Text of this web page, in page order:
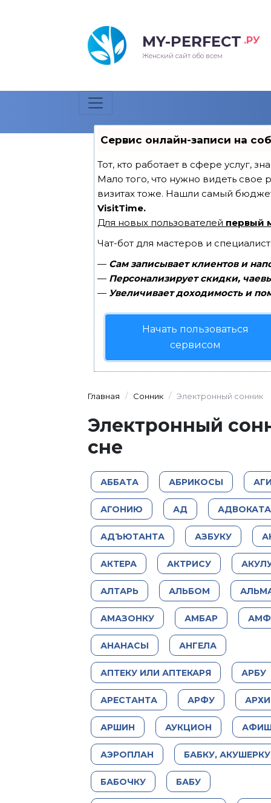
MY-PERFECT .РУ
Женский сайт обо всем
Сервис онлайн-записи на
Тот, кто работает в сфере услуг,
Мало того, что нужно видеть свое
визитах тоже. Нашли самый
VisitTime.
Для новых пользователей первый
Чат-бот для мастеров и
— Сам записывает клиентов и
— Персонализирует скидки,
— Увеличивает доходимость и
Начать пользоваться
сервисом
Главная Сонник Электронный сонник
Электронный
сне
АББАТА АБРИКОСЫ
АГОНИЮ АД АДВОКАТА
АДЪЮТАНТА АЗБУКУ
АКТЕРА АКТРИСУ
АЛТАРЬ АЛЬБОМ
АМАЗОНКУ АМБАР
АНАНАСЫ АНГЕЛА
АПТЕКУ ИЛИ АПТЕКАРЯ АРБУ
АРЕСТАНТА АРФУ
АРШИН АУКЦИОН
АЭРОПЛАН БАБКУ, АКУШЕРКУ
БАБОЧКУ БАБУ